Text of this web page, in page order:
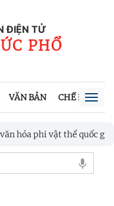
ĐIỆN TỬ
PHỔ
VĂN BẢN CHẾ ĐỘ,
vật thể quốc gia
vật thể quốc gia